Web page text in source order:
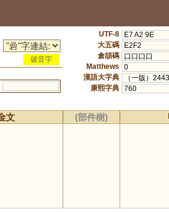
破音字
UTF-8
E7 A2 9E
大五碼
E2F2
倉頡碼
口口口口
Matthews
0
漢語大字典
（一版）
康熙字典 760
文 (部件樹)